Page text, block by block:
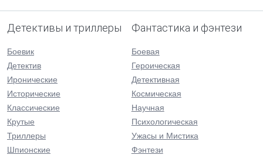
Детективы и триллеры
Боевик
Детектив
Иронические
Исторические
Классические
Крутые
Триллеры
Шпионские
Фантастика и фэнтези
Боевая
Героическая
Детективная
Космическая
Научная
Психологическая
Ужасы и Мистика
Фэнтези